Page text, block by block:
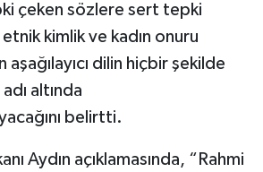
çeken sözlere sert tepki
kimlik ve kadın onuru
dilin hiçbir şekilde
altında
belirtti.
Aydın açıklamasında, “Rahmi